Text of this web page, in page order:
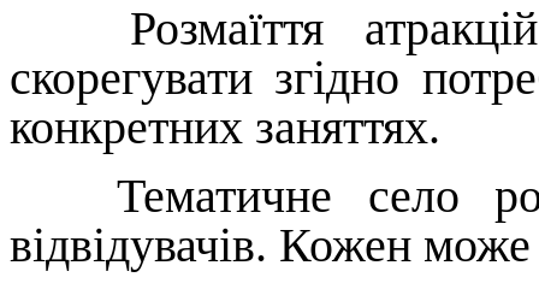
Розмаїття
скорегувати згідно
конкретних заняттях.
Тематичне село
відвідувачів. Кожен